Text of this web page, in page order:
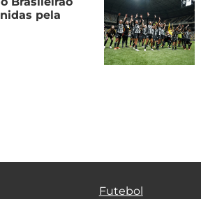
pela
Futebol